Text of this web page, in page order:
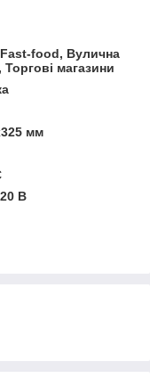
Fast-food, Вулична
Торгові магазини
мм
В